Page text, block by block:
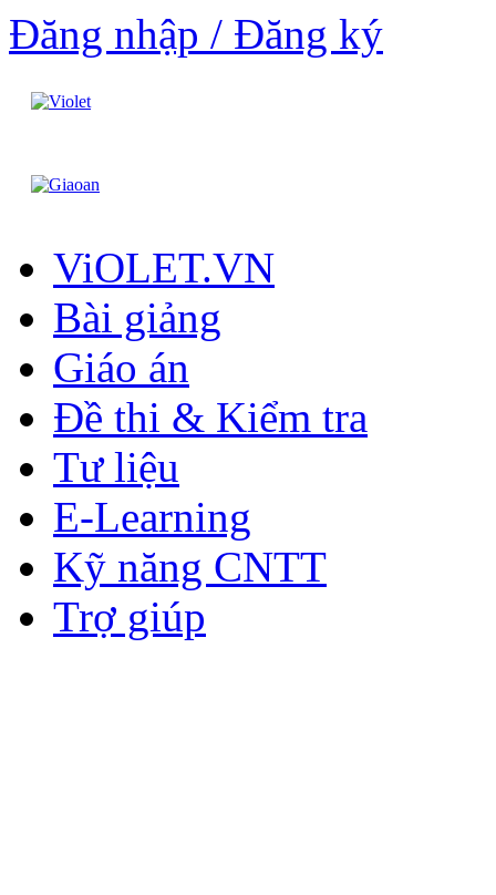
Đăng nhập / Đăng ký
ViOLET.VN
Bài giảng
Giáo án
Đề thi & Kiểm tra
Tư liệu
E-Learning
Kỹ năng CNTT
Trợ giúp